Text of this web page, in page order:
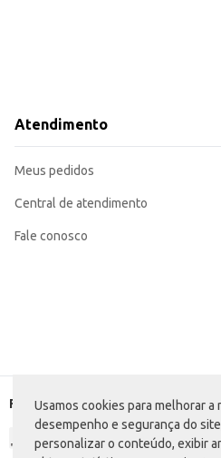
Usamos cookies para melhorar a
desempenho e segurança do
personalizar o conteúdo, exibir
Atendimento
Meus pedidos
Central de atendimento
Fale conosco
Formas de pagamento